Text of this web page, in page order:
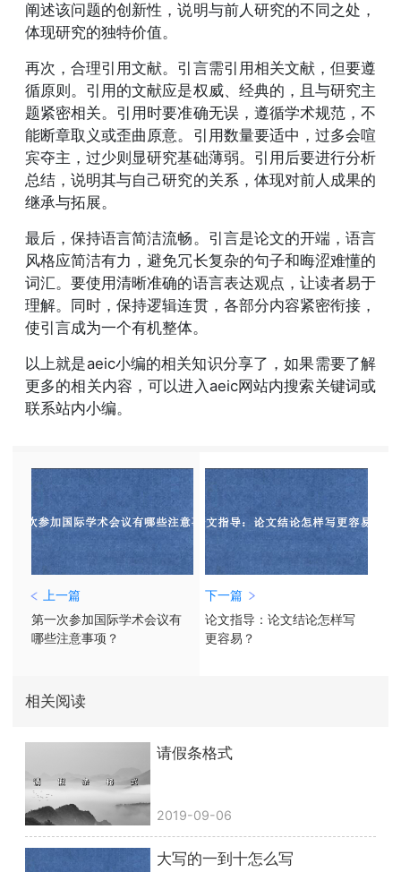
阐述该问题的创新性，说明与前人研究的不同之处，
体现研究的独特价值。
再次，合理引用文献。引言需引用相关文献，但要遵
循原则。引用的文献应是权威、经典的，且与研究主
题紧密相关。引用时要准确无误，遵循学术规范，不
能断章取义或歪曲原意。引用数量要适中，过多会喧
宾夺主，过少则显研究基础薄弱。引用后要进行分析
总结，说明其与自己研究的关系，体现对前人成果的
继承与拓展。
最后，保持语言简洁流畅。引言是论文的开端，语言
风格应简洁有力，避免冗长复杂的句子和晦涩难懂的
词汇。要使用清晰准确的语言表达观点，让读者易于
理解。同时，保持逻辑连贯，各部分内容紧密衔接，
使引言成为一个有机整体。
以上就是aeic小编的相关知识分享了，如果需要了解
更多的相关内容，可以进入aeic网站内搜索关键词或
联系站内小编。
上一篇
第一次参加国际学术会议有
哪些注意事项？
下一篇
论文指导：论文结论怎样写
更容易？
相关阅读
请假条格式
2019-09-06
大写的一到十怎么写